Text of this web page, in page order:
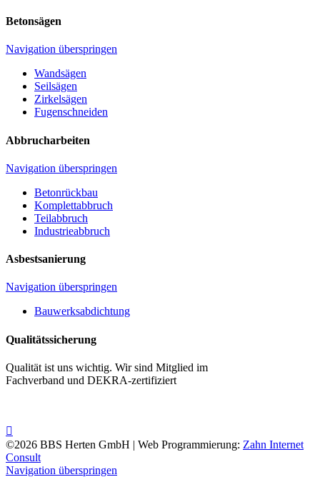
Betonsägen
Navigation überspringen
Wandsägen
Seilsägen
Zirkelsägen
Fugenschneiden
Abbrucharbeiten
Navigation überspringen
Betonrückbau
Komplettabbruch
Teilabbruch
Industrieabbruch
Asbestsanierung
Navigation überspringen
Bauwerksabdichtung
Qualitätssicherung
Qualität ist uns wichtig. Wir sind Mitglied im
Fachverband und DEKRA-zertifiziert
©2026 BBS Herten GmbH | Web Programmierung: Zahn Internet
Consult
Navigation überspringen